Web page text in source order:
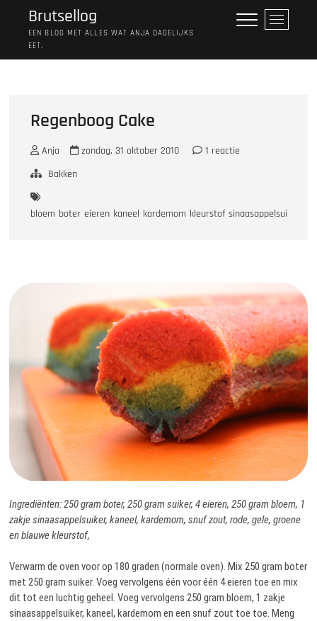
Brutsellog
EEN BLOG MET ALLES WAT ANJA DAGELIJKS
EET.
M
e
Regenboog Cake
Anja zondag, 31 oktober 2010
1 reactie
Bakken
bloem boter eieren kaneel kardemom kleurstof sinaasappelsuiker
Ingrediënten: 250 gram boter, 250 gram suiker, 4 eieren, 250 gram bloem, 1
zakje sinaasappelsuiker, kaneel, kardemom, snuf zout, rode, gele, groene
en blauwe kleurstof,
Verwarm de oven voor op 180 graden (normale oven). Mix 250 gram boter
met 250 gram suiker. Voeg vervolgens één voor één 4 eieren toe en mix
dit tot een luchtig geheel. Voeg vervolgens 250 gram bloem, 1 zakje
sinaasappelsuiker, kaneel, kardemom en een snuf zout toe toe. Meng